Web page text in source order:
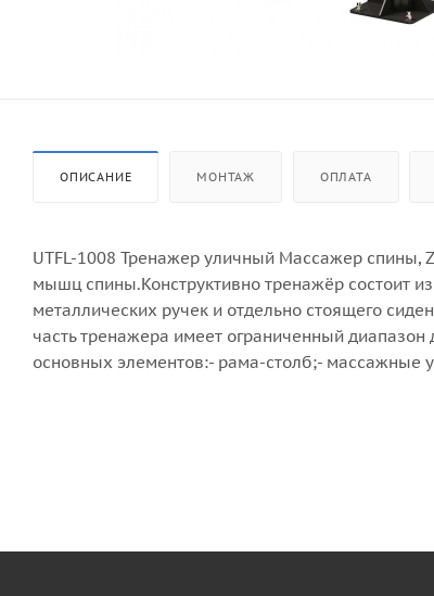
ОПИСАНИЕ МОНТАЖ ОПЛАТА
UTFL-1008 Тренажер уличный Массажер
мышц спины.Конструктивно тренажёр состоит
металлических ручек и отдельно стоящего
часть тренажера имеет ограниченный
основных элементов:- рама-столб;- массажные